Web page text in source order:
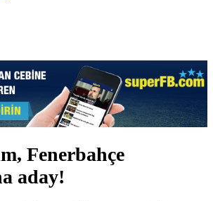
Fenerbahçe
aday!